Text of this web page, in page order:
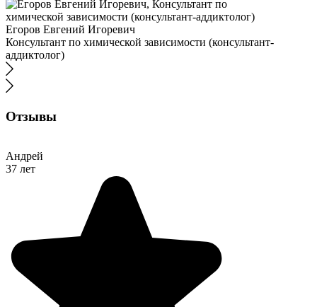
Егоров Евгений Игоревич
Консультант по химической зависимости (консультант-
аддиктолог)
Отзывы
Андрей
37 лет